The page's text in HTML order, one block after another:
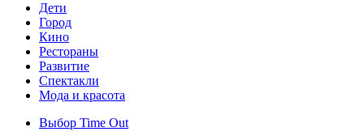
Дети
Город
Кино
Рестораны
Развитие
Спектакли
Мода и красота
Выбор Time Out